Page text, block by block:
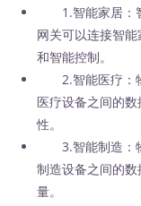
1.智能家居：智
网关可以连接智
和智能控制。
2.智能医疗：物
医疗设备之间的
性。
3.智能制造：物
制造设备之间的
量。